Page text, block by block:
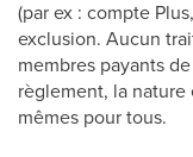
(par ex : compte
exclusion. Aucun
membres payants
règlement, la
mêmes pour tous.